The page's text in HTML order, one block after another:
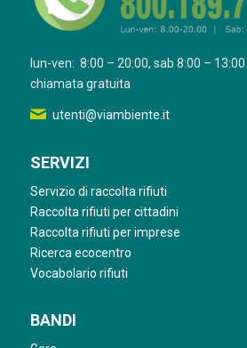
lun-ven: 8:00 – 20:00, sab 8:00 – 13:00
chiamata gratuita
utenti@viambiente.it
SERVIZI
Servizio di raccolta rifiuti
Raccolta rifiuti per cittadini
Raccolta rifiuti per imprese
Ricerca ecocentro
Vocabolario rifiuti
BANDI